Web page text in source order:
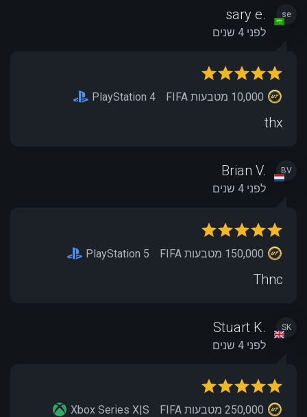
se
sary e.
לפני 4 שנים
PlayStation 4
thx
BV
Brian V.
לפני 4 שנים
PlayStation 5
Thnc
SK
Stuart K.
לפני 4 שנים
Xbox Series X|S